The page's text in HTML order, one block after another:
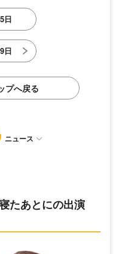
日
日
プへ戻る
ニュース
たあとにの出演